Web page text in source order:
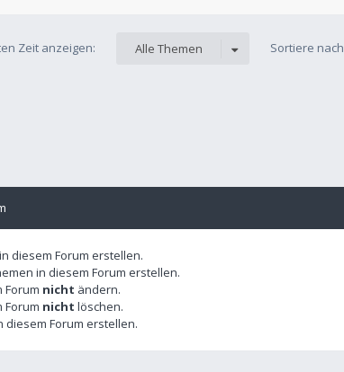
Zeit anzeigen: Alle Themen Sortiere nach
diesem Forum erstellen.
in diesem Forum erstellen.
Forum nicht ändern.
Forum nicht löschen.
diesem Forum erstellen.